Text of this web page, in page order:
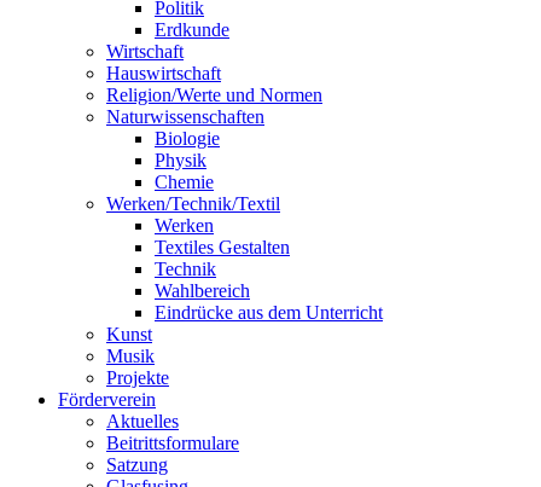
Politik
Erdkunde
Wirtschaft
Hauswirtschaft
Religion/Werte und Normen
Naturwissenschaften
Biologie
Physik
Chemie
Werken/Technik/Textil
Werken
Textiles Gestalten
Technik
Wahlbereich
Eindrücke aus dem Unterricht
Kunst
Musik
Projekte
Förderverein
Aktuelles
Beitrittsformulare
Satzung